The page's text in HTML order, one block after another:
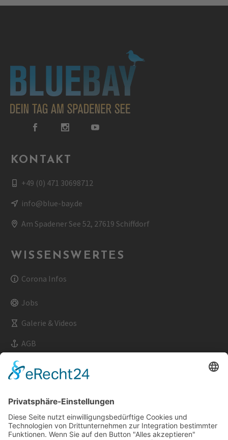
KONTAKT
+49 (0) 471 30698712
info@blue-bay.de
Am Spadener See 52, 27619 Schiffdorf
WISSENSWERTES
Corona Infos
Jobs
Galerie & Videos
AGB
Datenschutz
Kontakt & Anfahrt